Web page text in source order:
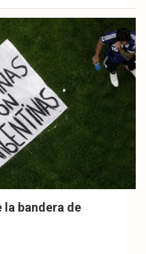
la bandera de